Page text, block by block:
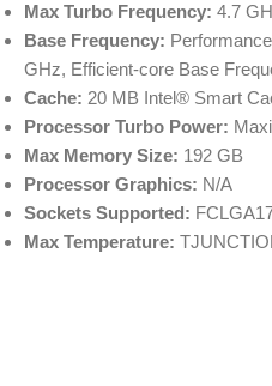
Max Turbo Frequency: 4.7
Base Frequency:
GHz, Efficient-core Base
Cache: 20 MB Intel® Smart
Processor Turbo Power:
Max Memory Size: 192 GB
Processor Graphics: N/A
Sockets Supported:
Max Temperature: